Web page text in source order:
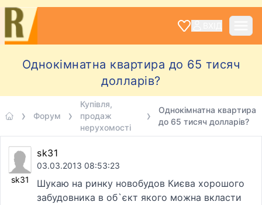
Однокімнатна квартира до 65 тисяч
долларів?
Форум
Купівля,
продаж
нерухомості
Однокімнатна квартира
до 65 тисяч долларів?
sk31
sk31
03.03.2013 08:53:23
Шукаю на ринку новобудов Києва хорошого
забудовника в об`єкт якого можна вкласти